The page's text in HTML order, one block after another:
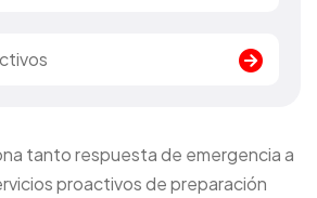
tanto respuesta de emergencia a
proactivos de preparación